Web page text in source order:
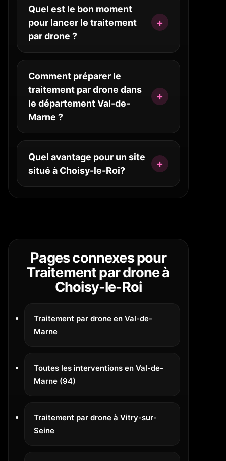
Quel est le bon moment
pour lancer le traitement
par drone ?
Comment préparer le
traitement par drone dans
le département Val-de-
Marne ?
Quel avantage pour un site
situé à Choisy-le-Roi?
Pages connexes pour
Traitement par drone à
Choisy-le-Roi
Traitement par drone en Val-de-
Marne
Toutes les interventions en Val-de-
Marne (94)
Traitement par drone à Vitry-sur-
Seine